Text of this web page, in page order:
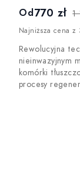
Od770 zł 1
Najniższa cena z
Rewolucyjna
nieinwazyjnym
komórki
procesy